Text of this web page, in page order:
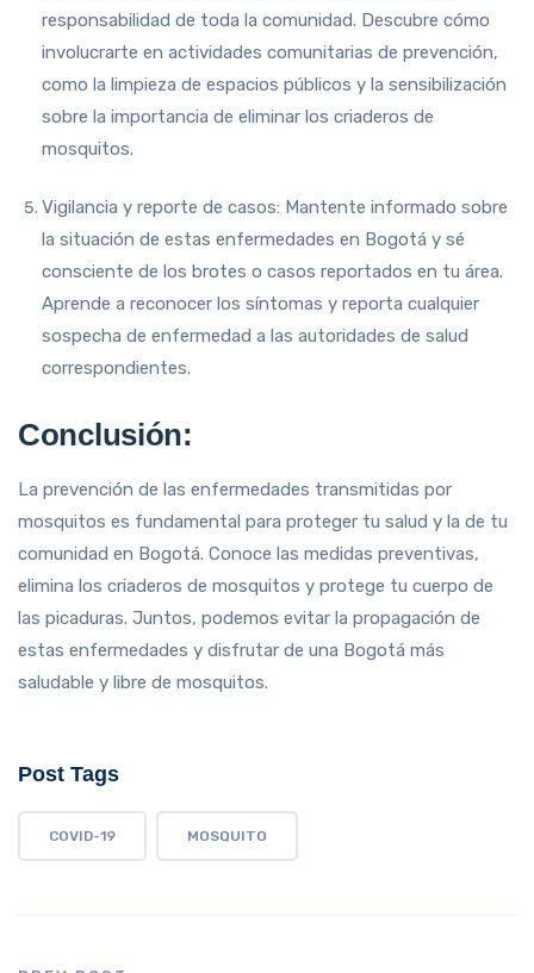
responsabilidad de toda la comunidad. Descubre cómo
involucrarte en actividades comunitarias de prevención,
como la limpieza de espacios públicos y la sensibilización
sobre la importancia de eliminar los criaderos de
mosquitos.
Vigilancia y reporte de casos: Mantente informado sobre
la situación de estas enfermedades en Bogotá y sé
consciente de los brotes o casos reportados en tu área.
Aprende a reconocer los síntomas y reporta cualquier
sospecha de enfermedad a las autoridades de salud
correspondientes.
Conclusión:
La prevención de las enfermedades transmitidas por
mosquitos es fundamental para proteger tu salud y la de tu
comunidad en Bogotá. Conoce las medidas preventivas,
elimina los criaderos de mosquitos y protege tu cuerpo de
las picaduras. Juntos, podemos evitar la propagación de
estas enfermedades y disfrutar de una Bogotá más
saludable y libre de mosquitos.
Post Tags
COVID-19 MOSQUITO